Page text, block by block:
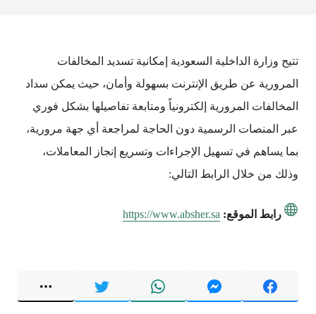
تتيح وزارة الداخلية السعودية إمكانية تسديد المخالفات
المرورية عن طريق الإنترنت بسهولة وأمان، حيث يمكن سداد
المخالفات المرورية إلكترونياً ومتابعة تفاصيلها بشكل فوري
عبر المنصات الرسمية دون الحاجة لمراجعة أي جهة مرورية،
بما يساهم في تسهيل الإجراءات وتسريع إنجاز المعاملات،
وذلك من خلال الرابط التالي:
رابط الموقع: https://www.absher.sa